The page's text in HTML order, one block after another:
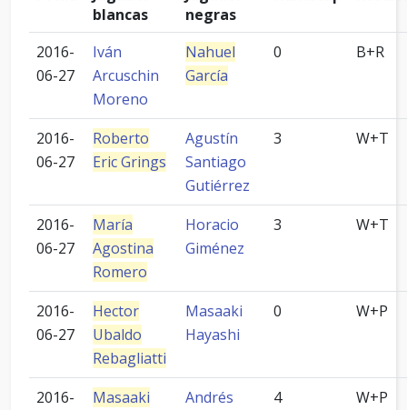
blancas
negras
2016-
06-27
Iván
Arcuschin
Moreno
Nahuel
García
0 B+R
2016-
06-27
Roberto
Eric Grings
Agustín
Santiago
Gutiérrez
3 W+T
2016-
06-27
María
Agostina
Romero
Horacio
Giménez
3 W+T
2016-
06-27
Hector
Ubaldo
Rebagliatti
Masaaki
Hayashi
0 W+P
2016-
Masaaki
Andrés
4 W+P